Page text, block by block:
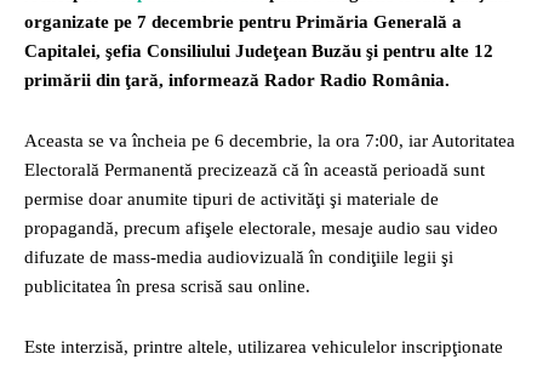
organizate pe 7 decembrie pentru Primăria Generală a
Capitalei, şefia Consiliului Judeţean Buzău şi pentru alte 12
primării din ţară, informează Rador Radio România.
Aceasta se va încheia pe 6 decembrie, la ora 7:00, iar Autoritatea
Electorală Permanentă precizează că în această perioadă sunt
permise doar anumite tipuri de activităţi şi materiale de
propagandă, precum afişele electorale, mesaje audio sau video
difuzate de mass-media audiovizuală în condiţiile legii şi
publicitatea în presa scrisă sau online.
Este interzisă, printre altele, utilizarea vehiculelor inscripţionate